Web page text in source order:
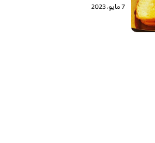
7 مايو، 2023